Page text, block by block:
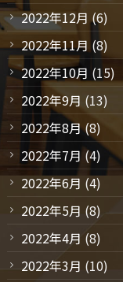
2022年12月 (6)
2022年11月 (8)
2022年10月 (15)
2022年9月 (13)
2022年8月(8)
2022年7月 (4)
2022年6月 (4)
2022年5月 (8)
2022年4月 (8)
2022年3月 (10)